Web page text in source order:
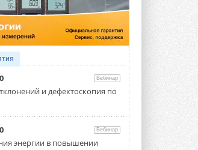
насосы в связке с
генерацией и
снижают
на 60%
из Италии установили ...
2026
Fest 2026» в Уфе
свыше 700 профи
отрасли
выступил торгово-
холдинг ...
Вебинар
и дефектоскопия по
Вебинар
энергии в повышении